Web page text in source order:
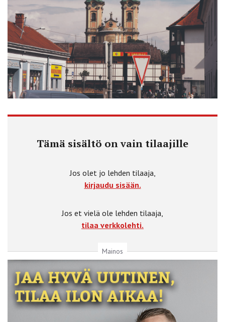
Tämä sisältö on vain tilaajille
Jos olet jo lehden tilaaja,
kirjaudu sisään.
Jos et vielä ole lehden tilaaja,
tilaa verkkolehti.
Mainos